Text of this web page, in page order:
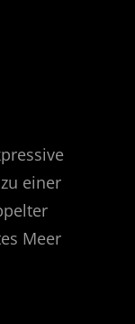
einer
Meer